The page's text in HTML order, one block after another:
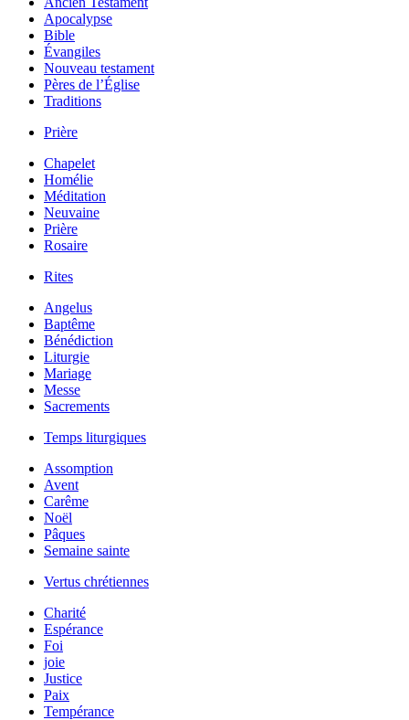
Apocalypse
Bible
Évangiles
Nouveau testament
Pères de l’Église
Traditions
Prière
Chapelet
Homélie
Méditation
Neuvaine
Prière
Rosaire
Rites
Angelus
Baptême
Bénédiction
Liturgie
Mariage
Messe
Sacrements
Temps liturgiques
Assomption
Avent
Carême
Noël
Pâques
Semaine sainte
Vertus chrétiennes
Charité
Espérance
Foi
joie
Justice
Paix
Tempérance